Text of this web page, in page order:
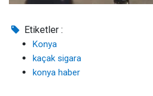
Etiketler :
Konya
kaçak sigara
konya haber